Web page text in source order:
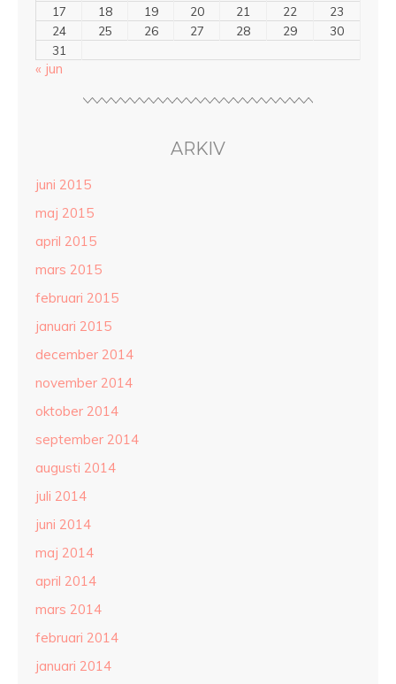
17
18 19 20 21 22
23
24
25 26 27 28 29
30
31
« jun
ARKIV
juni 2015
maj 2015
april 2015
mars 2015
februari 2015
januari 2015
december 2014
november 2014
oktober 2014
september 2014
augusti 2014
juli 2014
juni 2014
maj 2014
april 2014
mars 2014
februari 2014
januari 2014